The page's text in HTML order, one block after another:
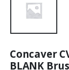
Concaver
BLANK